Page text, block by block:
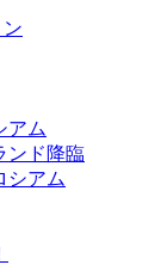
アム
ンド降臨
シアム